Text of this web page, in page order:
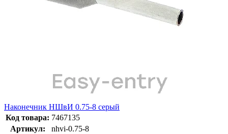
Наконечник НШвИ 0.75-8 серый
Код товара: 7467135
Артикул:
nhvi-0.75-8